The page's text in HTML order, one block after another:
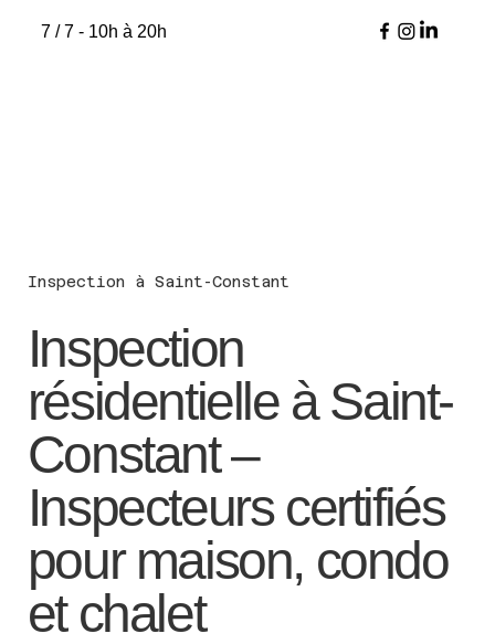
7 / 7 - 10h à 20h
Inspection à Saint-Constant
Inspection
résidentielle à Saint-
Constant –
Inspecteurs certifiés
pour maison, condo
et chalet